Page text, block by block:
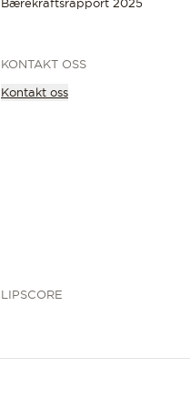
KONTAKT OSS
Kontakt oss
LIPSCORE